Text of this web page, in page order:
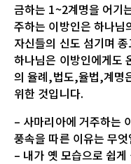
금하는 1~2계명을 어기
주하는 이방인은 하나님
자신들의 신도 섬기며
하나님은 이방인에게도
의 율례,법도,율법,계명
위한 것입니다.
– 사마리아에 거주하는
풍속을 따른 이유는 무
– 내가 옛 모습으로 쉽